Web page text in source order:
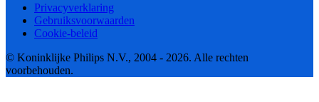
Privacyverklaring
Gebruiksvoorwaarden
Cookie-beleid
© Koninklijke Philips N.V., 2004 - 2026. Alle rechten
voorbehouden.